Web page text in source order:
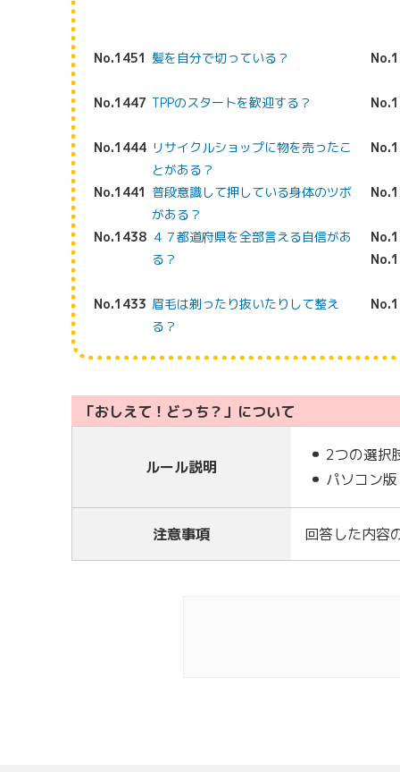
No.1451 髪を自分で切っている？
No.1447 TPPのスタートを歓迎する？
No.1444 リサイクルショップに物を売ったこ
とがある？
No.1441 普段意識して押している身体のツボ
がある？
No.1438 ４７都道府県を全部言える自信があ
る？
No.1433 眉毛は剃ったり抜いたりして整え
る？
「おしえて！どっち？」について
ルール説明
2つの選択
パソコン
注意事項 回答した内容